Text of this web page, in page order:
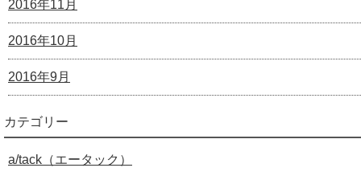
2016年11月
2016年10月
2016年9月
カテゴリー
a/tack（エータック）